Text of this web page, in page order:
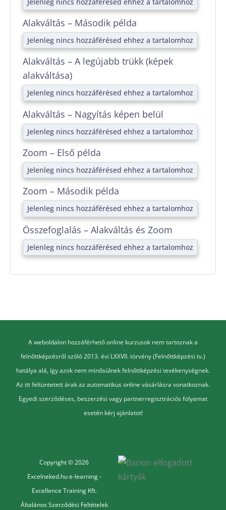
Alakváltás – Második példa
Jelenleg nincs hozzáférésed ehhez a tartalomhoz
Alakváltás – A legújabb trükk (képek
alakváltása)
Jelenleg nincs hozzáférésed ehhez a tartalomhoz
Alakváltás – Nagyítás képen belül
Jelenleg nincs hozzáférésed ehhez a tartalomhoz
Zoom – Első példa
Jelenleg nincs hozzáférésed ehhez a tartalomhoz
Zoom – Második példa
Jelenleg nincs hozzáférésed ehhez a tartalomhoz
Összefoglalás – Alakváltás és Zoom
Jelenleg nincs hozzáférésed ehhez a tartalomhoz
A weboldalon hozzáférhető online kurzusok nem tartoznak a
felnőttképzésről szóló 2013. évi LXXVII. törvény (Felnőttképzési tv.)
hatálya alá, így azok nem minősülnek felnőttképzési tevékenységnek.
Az itt feltüntetett árak az automatikus online vásárlásra vonatkoznak.
Egyedi szerződéses, beszerzési vagy partnerregisztrációs folyamat
esetén kérj ajánlatot!
Copyright © 2026
Excelneked.hu e-learning -
Excellence Training Kft.
Általános Szerződési Feltételek